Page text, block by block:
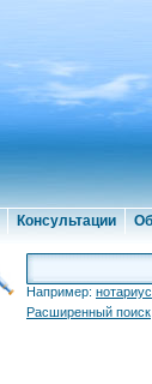
Консультации
Например: нотариус
Расширенный поиск